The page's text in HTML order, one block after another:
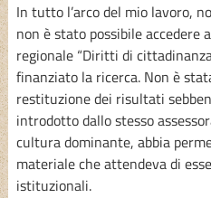
In tutto l’arco del mio lavoro,
non è stato possibile accedere
regionale “Diritti di
finanziato la ricerca. Non è
restituzione dei risultati
introdotto dallo stesso
cultura dominante, abbia
materiale che attendeva di
istituzionali.